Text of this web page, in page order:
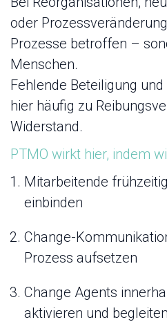
oder
Prozesse betroffen –
Menschen.
Fehlende Beteiligung
hier häufig zu
Widerstand.
PTMO wirkt hier, indem
Mitarbeitende
einbinden
Change-
Prozess aufsetzen
Change Agents
aktivieren und begleiten